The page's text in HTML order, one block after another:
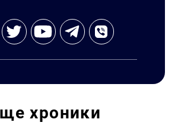
Искать:хроники